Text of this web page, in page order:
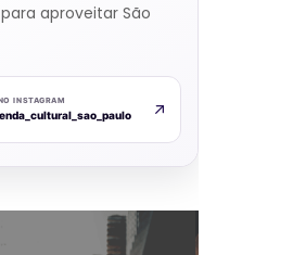
aproveitar São
INSTAGRAM